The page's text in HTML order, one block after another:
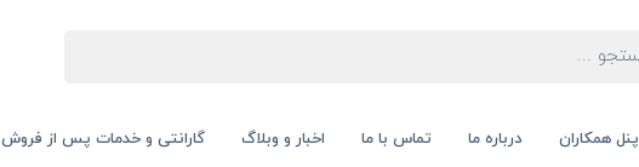
پنل همکاران درباره ما تماس با ما اخبار و وبلاگ گارانتی و خدمات پس از فروش